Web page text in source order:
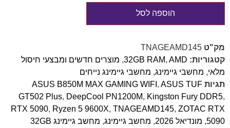
הוספה לסל
מק"ט TNAGEAMD145
קטגוריות:
32GB RAM, AMD
, מוצרים חדשים ומבצעי חיסול
מלאי, מחשבי גיימינג, מחשבי גיימינג נייחים
תגיות
ASUS B850M MAX GAMING WIFI , ASUS TUF
GT502 Plus, DeepCool PN1200M, Kingston Fury DDR5,
RTX 5090, Ryzen 5 9600X, TNAGEAMD145, ZOTAC RTX
5090
, מונדיאל 2026 , מחשב גיימינג,
מחשב גיימינג 32GB